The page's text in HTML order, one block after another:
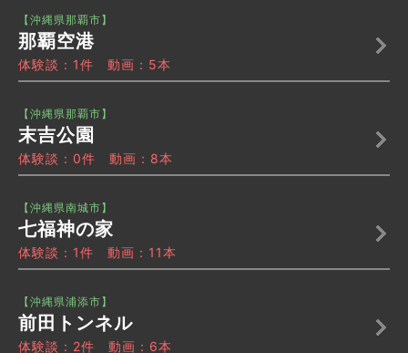
【沖縄県那覇市】
那覇空港
体験談：1件 動画：5本
【沖縄県那覇市】
末吉公園
体験談：0件 動画：8本
【沖縄県南城市】
七福神の家
体験談：1件 動画：11本
【沖縄県浦添市】
前田トンネル
体験談：2件 動画：6本